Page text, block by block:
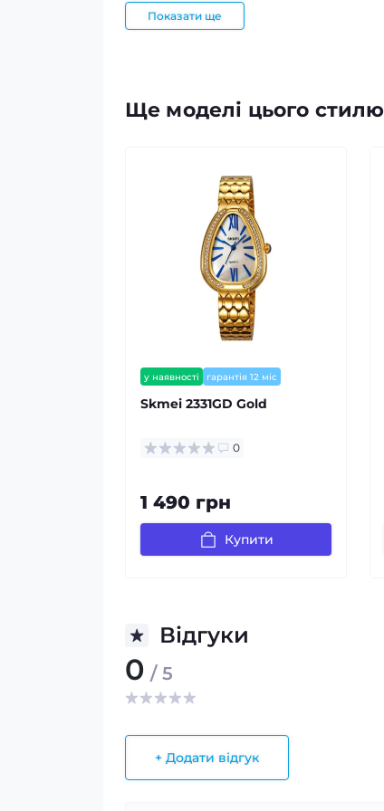
Показати ще
Ще моделі цього стилю
у наявності гарантія 12 міс
Skmei 2331GD Gold
0
1 490 грн
Купити
Відгуки
0 / 5
+ Додати відгук